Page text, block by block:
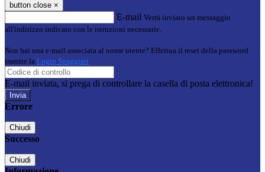
button close ×
E-mail Verrà inviato un messaggio
all'indirizzo indicato con le istruzioni necessarie.
Non hai una e-mail associata al nome utente? Effettua il reset della password
tramite la Login Spaggiari
E-mail inviata, si prega di controllare la casella di posta elettronica!
Errore
Chiudi
Successo
Chiudi